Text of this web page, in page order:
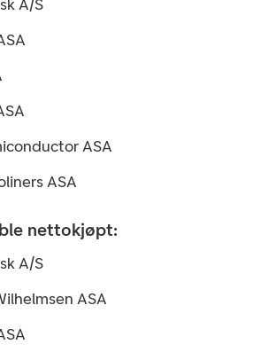
A/S
ASA
ASA
nettokjøpt:
A/S
ASA